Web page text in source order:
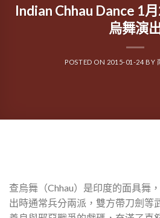
Indian Chhau Dance 1
烏舞演
POSTED ON 2015-01-24BY
查烏舞（Chhau）是印度的面具舞
出時通常兵分兩派，雙方帶刀劍等